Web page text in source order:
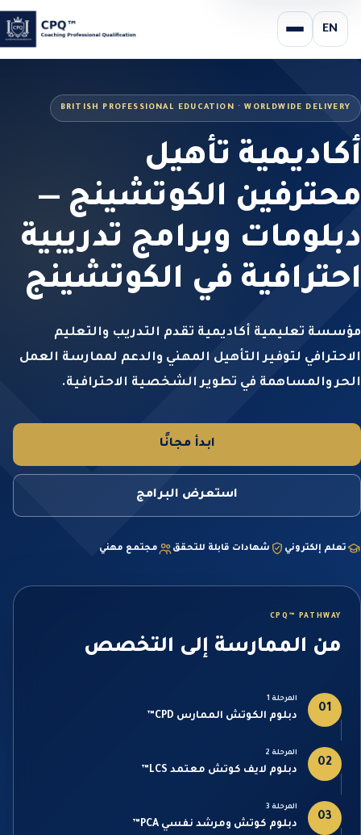
EN
BRITISH PROFESSIONAL EDUCATION · WORLDWIDE DELIVERY
أكاديمية تأهيل
محترفين الكوتشينج —
دبلومات وبرامج تدريبية
احترافية في الكوتشينج
مؤسسة تعليمية أكاديمية تقدم التدريب والتعليم
الاحترافي لتوفير التأهيل المهني والدعم لممارسة العمل
الحر والمساهمة في تطوير الشخصية الاحترافية.
ابدأ مجانًا
استعرض البرامج
تعلم إلكتروني شهادات قابلة للتحقق مجتمع مهني
CPQ™ PATHWAY
من الممارسة إلى التخصص
01
المرحلة 1
دبلوم الكوتش الممارس CPD™
02
المرحلة 2
دبلوم لايف كوتش معتمد LCS™
03
المرحلة 3
دبلوم كوتش ومرشد نفسي PCA™